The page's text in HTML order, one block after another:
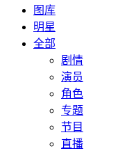
图库
明星
全部
剧情
演员
角色
专题
节目
直播